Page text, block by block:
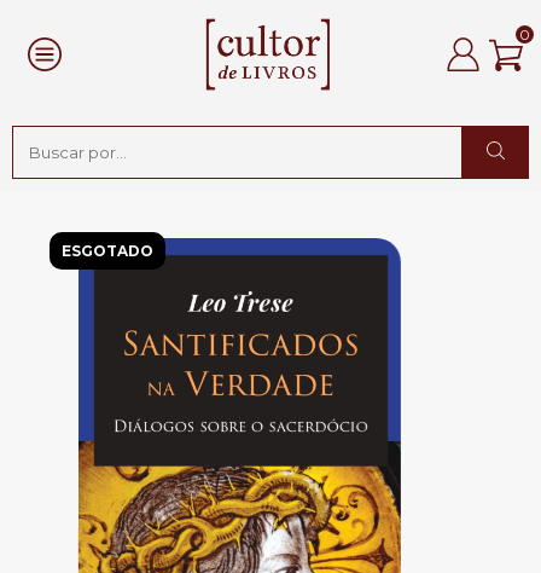
0
ESGOTADO